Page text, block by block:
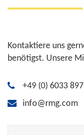
Kontaktiere uns
benötigst. Unsere
+49 (0) 6033
info@rmg.com